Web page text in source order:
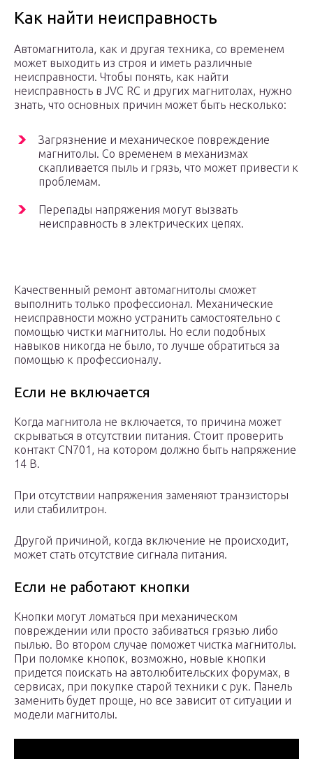
Как найти неисправность
Автомагнитола, как и другая техника, со временем
может выходить из строя и иметь различные
неисправности. Чтобы понять, как найти
неисправность в JVC RC и других магнитолах, нужно
знать, что основных причин может быть несколько:
Загрязнение и механическое повреждение
магнитолы. Со временем в механизмах
скапливается пыль и грязь, что может привести к
проблемам.
Перепады напряжения могут вызвать
неисправность в электрических цепях.
Качественный ремонт автомагнитолы сможет
выполнить только профессионал. Механические
неисправности можно устранить самостоятельно с
помощью чистки магнитолы. Но если подобных
навыков никогда не было, то лучше обратиться за
помощью к профессионалу.
Если не включается
Когда магнитола не включается, то причина может
скрываться в отсутствии питания. Стоит проверить
контакт CN701, на котором должно быть напряжение
14 В.
При отсутствии напряжения заменяют транзисторы
или стабилитрон.
Другой причиной, когда включение не происходит,
может стать отсутствие сигнала питания.
Если не работают кнопки
Кнопки могут ломаться при механическом
повреждении или просто забиваться грязью либо
пылью. Во втором случае поможет чистка магнитолы.
При поломке кнопок, возможно, новые кнопки
придется поискать на автолюбительских форумах, в
сервисах, при покупке старой техники с рук. Панель
заменить будет проще, но все зависит от ситуации и
модели магнитолы.